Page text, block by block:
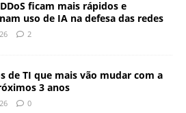
ficam mais rápidos e
uso de IA na defesa das redes
2
de TI que mais vão mudar com a
3 anos
0